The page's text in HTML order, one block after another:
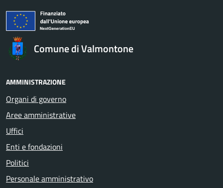
Comune di Valmontone
AMMINISTRAZIONE
Organi di governo
Aree amministrative
Uffici
Enti e fondazioni
Politici
Personale amministrativo